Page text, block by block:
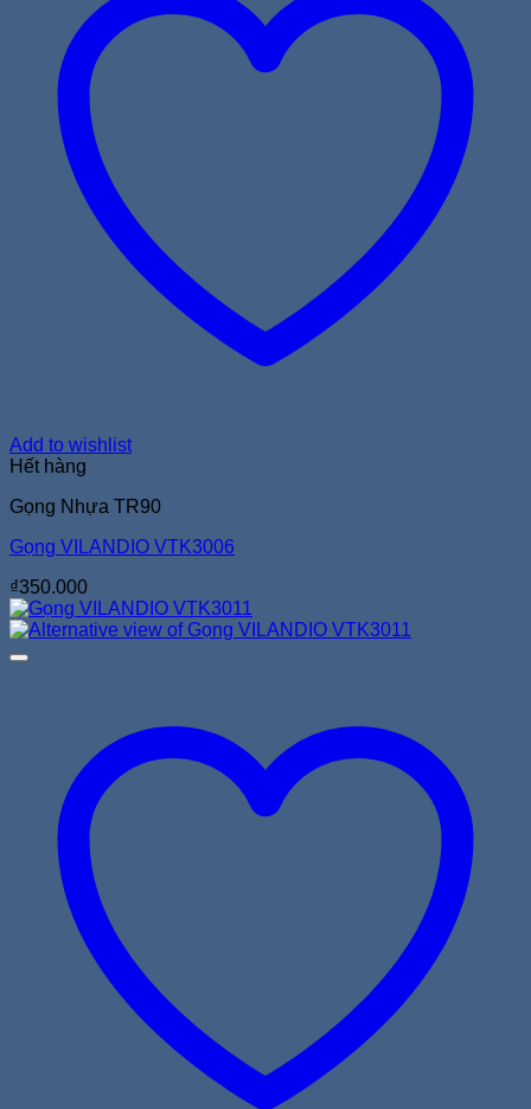
Add to wishlist
Hết hàng
Gọng Nhựa TR90
Gọng VILANDIO VTK3006
₫350.000